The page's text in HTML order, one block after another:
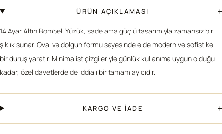
ÜRÜN AÇIKLAMASI +
14 Ayar Altın Bombeli Yüzük, sade ama güçlü tasarımıyla zamansız bir
şıklık sunar. Oval ve dolgun formu sayesinde elde modern ve sofistike
bir duruş yaratır. Minimalist çizgileriyle günlük kullanıma uygun olduğu
kadar, özel davetlerde de iddialı bir tamamlayıcıdır.
KARGO VE İADE +